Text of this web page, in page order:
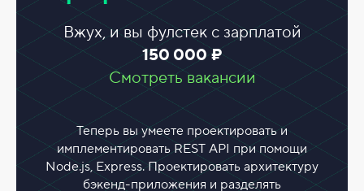
Вжух, и вы фулстек с зарплатой
150 000 ₽
Смотреть вакансии
Теперь вы умеете проектировать и
имплементировать REST API при помощи
Node.js, Express. Проектировать архитектуру
бэкенд-приложения и разделять